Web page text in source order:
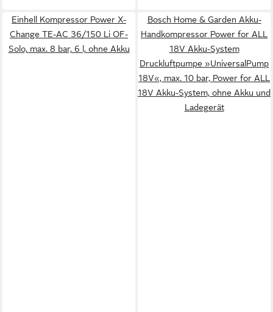
Einhell Kompressor Power X-
Change TE-AC 36/150 Li OF-
Solo, max. 8 bar, 6 l, ohne Akku
Bosch Home & Garden Akku-
Handkompressor Power for ALL
18V Akku-System
Druckluftpumpe »UniversalPump
18V«, max. 10 bar, Power for ALL
18V Akku-System, ohne Akku und
Ladegerät